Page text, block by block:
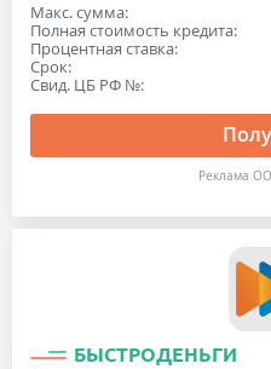
Макс. сумма:
Полная стоимость кредита:
Процентная ставка:
Срок:
Свид. ЦБ РФ №:
Реклама
БЫСТРОДЕНЬГИ